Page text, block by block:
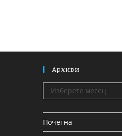
Архиви
Изберете месец
Почетна